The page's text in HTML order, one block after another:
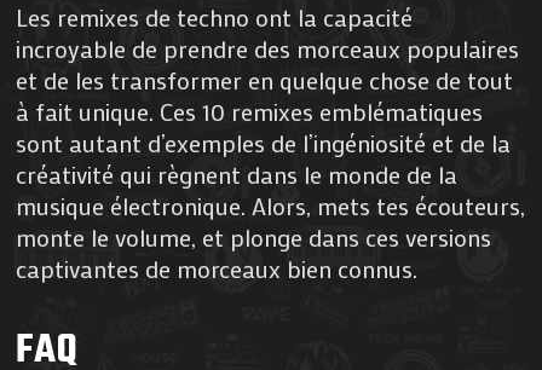
Les remixes de techno ont la capacité
incroyable de prendre des morceaux populaires
et de les transformer en quelque chose de tout
à fait unique. Ces 10 remixes emblématiques
sont autant d’exemples de l’ingéniosité et de la
créativité qui règnent dans le monde de la
musique électronique. Alors, mets tes écouteurs,
monte le volume, et plonge dans ces versions
captivantes de morceaux bien connus.
FAQ